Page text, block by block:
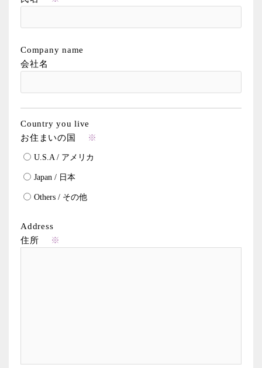
Company name
会社名
Country you live
お住まいの国
※
U.S.A / アメリカ
Japan / 日本
Others / その他
Address
住所
※